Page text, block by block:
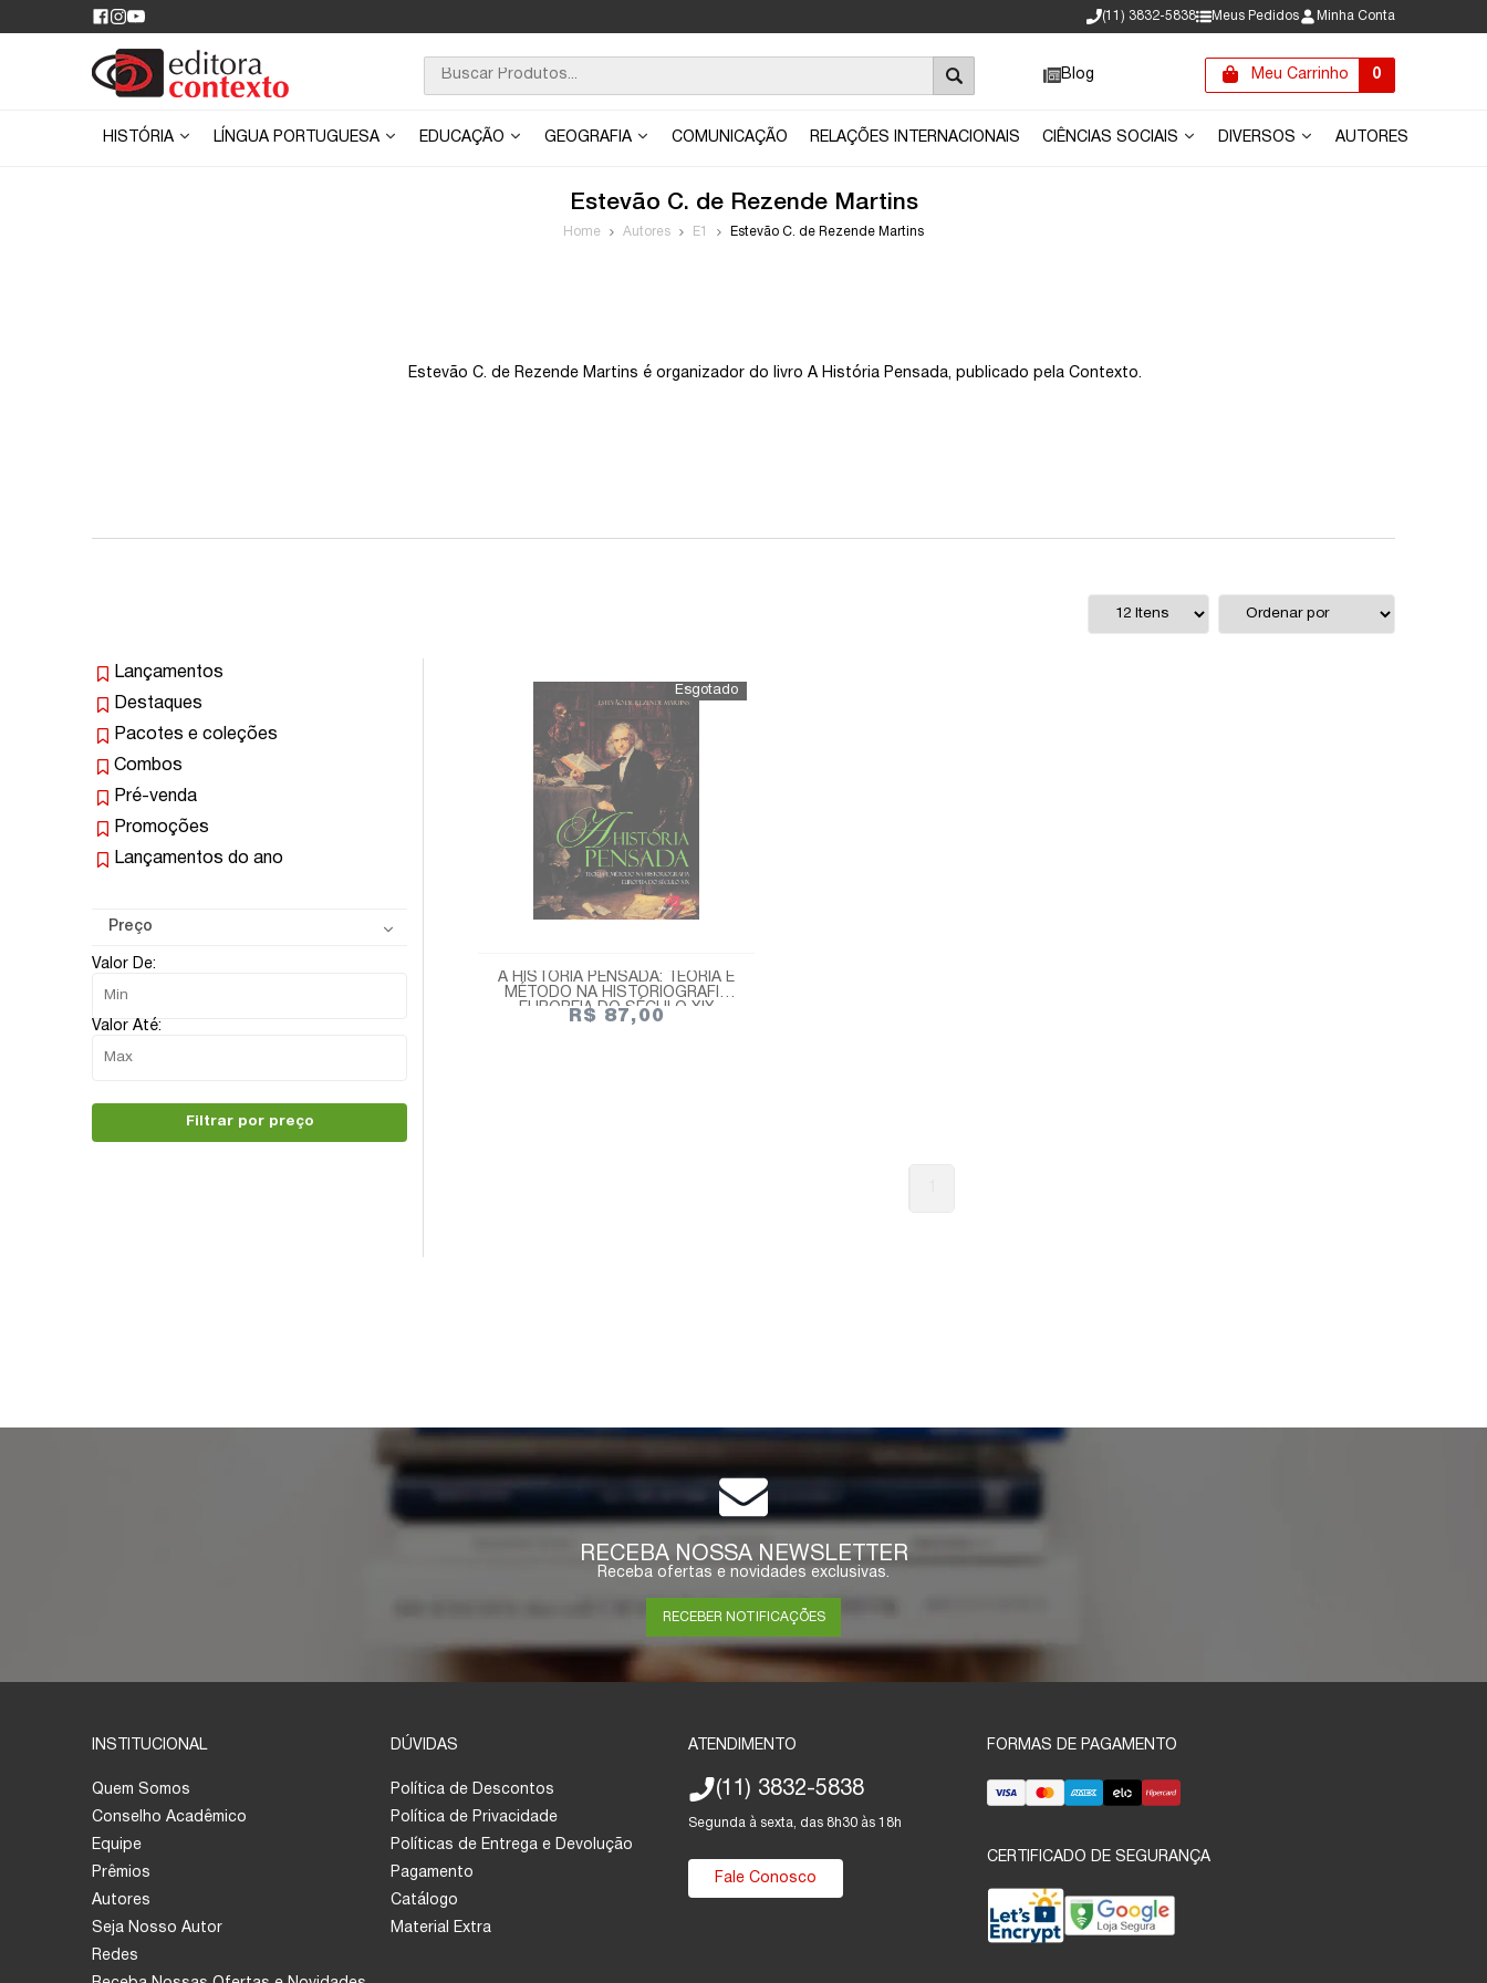
(11) 3832-5838 Meus Pedidos Minha Conta
Blog Meu Carrinho 0
HISTÓRIA LÍNGUA PORTUGUESA EDUCAÇÃO GEOGRAFIA COMUNICAÇÃO RELAÇÕES INTERNACIONAIS CIÊNCIAS SOCIAIS DIVERSOS AUTORES
Estevão C. de Rezende Martins
Home Autores E1 Estevão C. de Rezende Martins
Estevão C. de Rezende Martins é organizador do livro A História Pensada, publicado pela Contexto.
Lançamentos
Destaques
Pacotes e coleções
Combos
Pré-venda
Promoções
Lançamentos do ano
Preço
Valor De:
Valor Até:
Filtrar por preço
A HISTÓRIA PENSADA: TEORIA E
MÉTODO NA HISTORIOGRAFIA
EUROPEIA DO SÉCULO XIX
R$ 87,00
RECEBA NOSSA NEWSLETTER
Receba ofertas e novidades exclusivas.
RECEBER NOTIFICAÇÕES
INSTITUCIONAL
Quem Somos
Conselho Acadêmico
Equipe
Prêmios
Autores
Seja Nosso Autor
Redes
DÚVIDAS
Política de Descontos
Política de Privacidade
Políticas de Entrega e Devolução
Pagamento
Catálogo
Material Extra
ATENDIMENTO
(11) 3832-5838
Segunda à sexta, das 8h30 às 18h
Fale Conosco
FORMAS DE PAGAMENTO
CERTIFICADO DE SEGURANÇA